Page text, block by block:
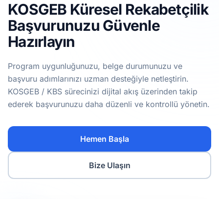
KOSGEB Küresel Rekabetçilik
Başvurunuzu Güvenle
Hazırlayın
Program uygunluğunuzu, belge durumunuzu ve
başvuru adımlarınızı uzman desteğiyle netleştirin.
KOSGEB / KBS sürecinizi dijital akış üzerinden takip
ederek başvurunuzu daha düzenli ve kontrollü yönetin.
Hemen Başla
Bize Ulaşın